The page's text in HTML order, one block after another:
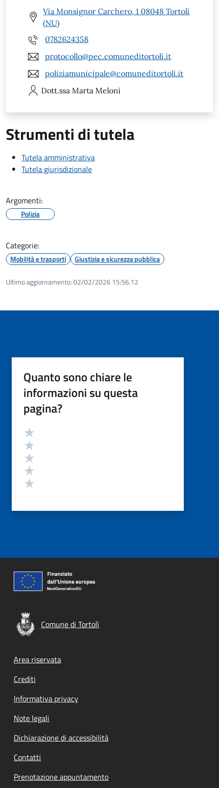
Via Monsignor Carchero, 1 08048 Tortolì
(NU)
0782624358
protocollo@pec.comuneditortoli.it
poliziamunicipale@comuneditortoli.it
Dott.ssa Marta Meloni
Strumenti di tutela
Tutela amministrativa
Tutela giurisdizionale
Argomenti:
Polizia
Categorie:
Mobilità e trasporti Giustizia e sicurezza pubblica
Ultimo aggiornamento:02/02/2026 15:56.12
Quanto sono chiare le
informazioni su questa
pagina?
Valutazione
Comune di Tortolì
Footer menu
Area riservata
Crediti
Informativa privacy
Note legali
Dichiarazione di accessibilità
Contatti
Prenotazione appuntamento